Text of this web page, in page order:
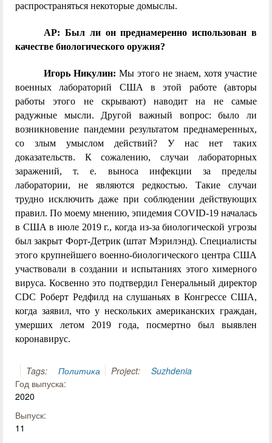
распространяться некоторые домыслы.
AP: Был ли он преднамеренно использован в
качестве биологического оружия?
Игорь Никулин: Мы этого не знаем, хотя участие
военных лабораторий США в этой работе (авторы
работы этого не скрывают) наводит на не самые
радужные мысли. Другой важный вопрос: было ли
возникновение пандемии результатом преднамеренных,
со злым умыслом действий? У нас нет таких
доказательств. К сожалению, случаи лабораторных
заражений, т. е. выноса инфекции за пределы
лаборатории, не являются редкостью. Такие случаи
трудно исключить даже при соблюдении действующих
правил. По моему мнению, эпидемия COVID-19 началась
в США в июле 2019 г., когда из-за биологической угрозы
был закрыт Форт-Детрик (штат Мэрилэнд). Специалисты
этого крупнейшего военно-биологического центра США
участвовали в создании и испытаниях этого химерного
вируса. Косвенно это подтвердил Генеральный директор
CDC Роберт Редфилд на слушаньях в Конгрессе США,
когда заявил, что у нескольких американских граждан,
умерших летом 2019 года, посмертно был выявлен
коронавирус.
Tags: Политика Project:
Suzhdenia
Год выпуска:
2020
Выпуск:
11